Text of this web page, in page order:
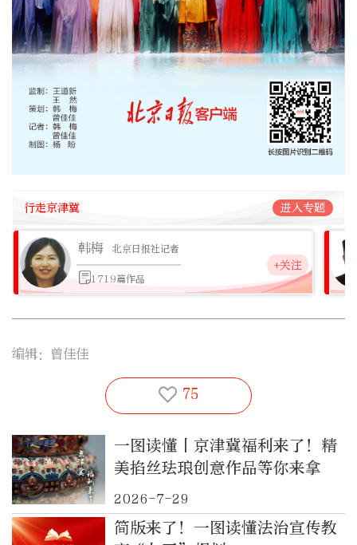
行走京津冀 进入专题
韩梅 北京日报社记者
1719篇作品
+关注
编辑：曾佳佳
75
一图读懂丨京津冀福利来了！精
美掐丝珐琅创意作品等你来拿
2026-7-29
简版来了！一图读懂法治宣传教